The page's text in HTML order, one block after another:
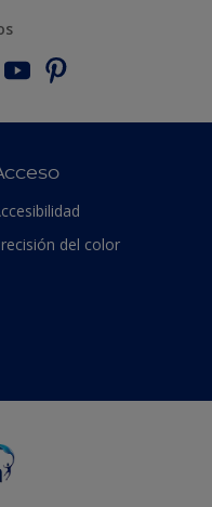
del color